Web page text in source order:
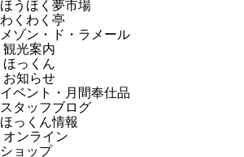
ほうほく夢市場
わくわく亭
メゾン・ド・ラメール
観光案内
ほっくん
お知らせ
イベント・月間奉仕品
スタッフブログ
ほっくん情報
オンライン
ショップ